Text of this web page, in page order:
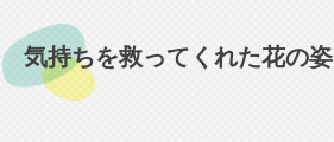
気持ちを救ってくれた花の姿